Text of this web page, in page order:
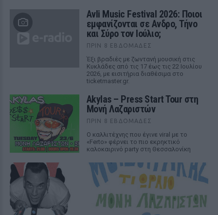
Avli Music Festival 2026: Ποιοι
εμφανίζονται σε Ανδρο, Τήνο
και Σύρο τον Ιούλιο;
ΠΡΙΝ 8 ΕΒΔΟΜΆΔΕΣ
Έξι βραδιές με ζωντανή μουσική στις
Κυκλάδες από τις 17 έως τις 22 Ιουλίου
2026, με εισιτήρια διαθέσιμα στο
ticketmaster.gr.
Akylas – Press Start Tour στη
Μονή Λαζαριστών
ΠΡΙΝ 8 ΕΒΔΟΜΆΔΕΣ
Ο καλλιτέχνης που έγινε viral με το
«Ferto» φέρνει το πιο εκρηκτικό
καλοκαιρινό party στη Θεσσαλονίκη